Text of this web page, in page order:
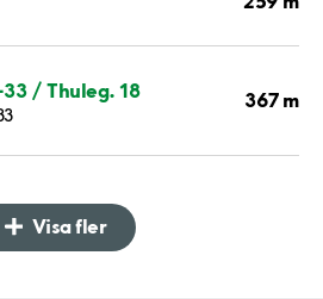
/ Thuleg. 18 367 m
Visa fler